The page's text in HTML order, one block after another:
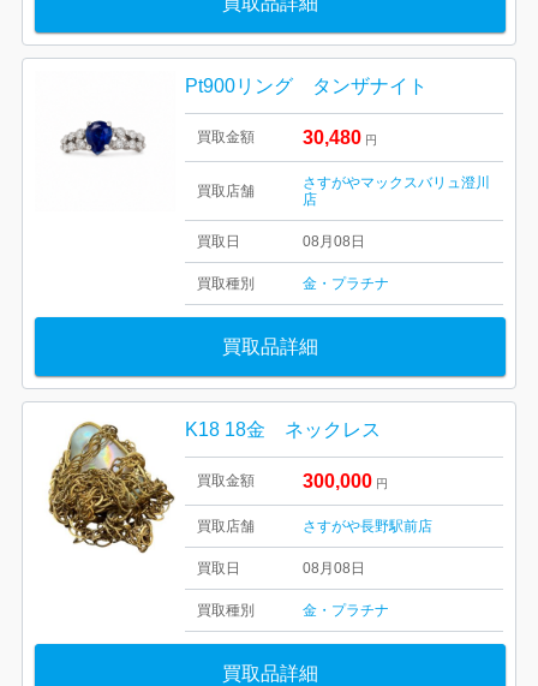
Pt900リング タンザナイト
買取金額 30,480 円
買取店舗
さすがやマックスバリュ澄川
店
買取日 08月08日
買取種別 金・プラチナ
買取品詳細
K18 18金 ネックレス
買取金額 300,000 円
買取店舗 さすがや長野駅前店
買取日 08月08日
買取種別 金・プラチナ
買取品詳細